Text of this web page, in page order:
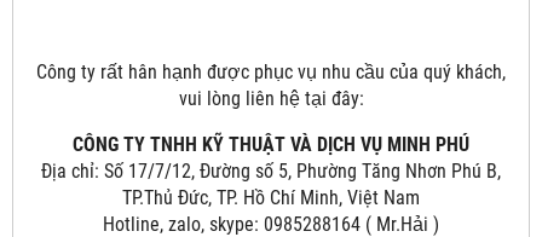
Công ty rất hân hạnh được phục vụ nhu cầu của quý khách,
vui lòng liên hệ tại đây:
CÔNG TY TNHH KỸ THUẬT VÀ DỊCH VỤ MINH PHÚ
Địa chỉ: Số 17/7/12, Đường số 5, Phường Tăng Nhơn Phú B,
TP.Thủ Đức, TP. Hồ Chí Minh, Việt Nam
Hotline, zalo, skype: 0985288164 ( Mr.Hải )